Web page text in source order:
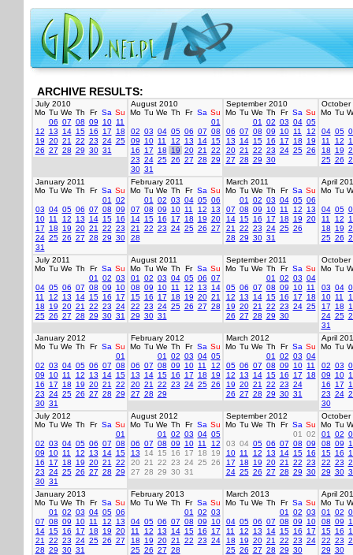
ARCHIVE RESULTS:
July 2010
Mo Tu We Th Fr Sa Su
06 07 08 09 10 11
12
13 14 15 16 17
18
19 20 21 22 23 24 25
26 27 28 29 30 31
August 2010
Mo Tu We Th Fr Sa Su
01
02 03 04 05 06 07 08
09
10 11 12 13 14 15
16
17 18 19 20 21
22
23 24 25 26 27 28 29
30 31
September 2010
Mo Tu We Th Fr Sa Su
01
02 03 04 05
06 07 08 09 10 11
12
13
14 15 16 17 18
19
20 21 22 23 24 25 26
27 28 29 30
October
Mo Tu
04 05
11
12
18
19
25 26
January 2011
Mo Tu We Th Fr Sa Su
01
02
03 04 05 06 07 08 09
10 11 12 13 14 15 16
17
18 19 20 21 22 23
24 25 26 27 28 29 30
31
February 2011
Mo Tu We Th Fr Sa Su
01
02 03 04 05 06
07 08 09 10 11 12
13
14 15 16 17 18 19 20
21
22 23 24 25 26 27
28
March 2011
Mo Tu We Th Fr Sa Su
01
02 03 04 05 06
07 08 09 10 11 12
13
14 15 16 17 18 19 20
21
22 23 24 25 26
28 29 30 31
April
Mo Tu
04 05
11
12
18
19
25 26
July 2011
Mo Tu We Th Fr Sa Su
01
02 03
04 05 06 07 08 09
10
11
12 13 14 15 16
17
18
19 20 21 22 23 24
25 26 27 28 29 30 31
August 2011
Mo Tu We Th Fr Sa Su
01
02 03 04 05 06 07
08 09 10 11 12 13
14
15 16 17 18 19 20 21
22 23 24 25 26 27 28
29 30 31
September 2011
Mo Tu We Th Fr Sa Su
01
02 03 04
05 06 07 08 09 10 11
12
13 14 15 16 17
18
19 20 21 22 23 24 25
26 27 28 29 30
October
Mo Tu
03 04
10 11
17
18
24 25
31
January 2012
Mo Tu We Th Fr Sa Su
01
02 03 04 05 06 07 08
09
10 11 12 13 14 15
16
17 18 19 20 21
22
23 24 25 26 27 28 29
30 31
February 2012
Mo Tu We Th Fr Sa Su
01
02 03 04 05
06 07 08 09 10 11
12
13
14 15 16 17 18
19
20 21 22 23 24 25 26
27 28 29
March 2012
Mo Tu We Th Fr Sa Su
01
02 03 04
05 06 07 08 09 10 11
12
13 14 15 16 17
18
19 20 21 22 23 24
26 27 28 29 30 31
April
Mo Tu
02 03
09
10
16
17
23 24
30
July 2012
Mo Tu We Th Fr Sa Su
01
02 03 04 05 06 07 08
09
10 11 12 13 14 15
16
17 18 19 20 21
22
23 24 25 26 27 28 29
30 31
August 2012
Mo Tu We Th Fr Sa Su
01
02 03 04 05
06 07 08 09 10 11
12
13
14 15 16 17 18
19
20 21 22 23 24 25 26
27 28 29 30 31
September 2012
Mo Tu We Th Fr Sa Su
01
02
03 04 05 06 07 08 09
10 11 12 13 14 15 16
17
18 19 20 21 22 23
24 25 26 27 28 29 30
October
Mo Tu
01
02
08 09
15 16
22 23
29 30
January 2013
Mo Tu We Th Fr Sa Su
01
02 03 04 05 06
07 08 09 10 11 12
13
14 15 16 17 18 19 20
21
22 23 24 25 26 27
28 29 30 31
February 2013
Mo Tu We Th Fr Sa Su
01
02 03
04 05 06 07 08 09
10
11
12 13 14 15 16
17
18
19 20 21 22 23 24
25 26 27 28
March 2013
Mo Tu We Th Fr Sa Su
01
02 03
04 05 06 07 08 09
10
11
12 13 14 15 16
17
18
19 20 21 22 23 24
25 26 27 28 29 30
April
Mo Tu
01
02
08 09
15 16
22 23
29 30